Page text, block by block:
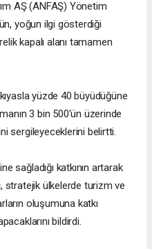
AŞ (ANFAŞ) Yönetim
yoğun ilgi gösterdiği
kapalı alanı tamamen
yüzde 40 büyüdüğüne
3 bin 500'ün üzerinde
sergileyeceklerini belirtti.
sağladığı katkının artarak
stratejik ülkelerde turizm ve
oluşumuna katkı
bildirdi.